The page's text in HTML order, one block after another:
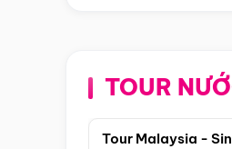
TOUR
Tour Malaysia -